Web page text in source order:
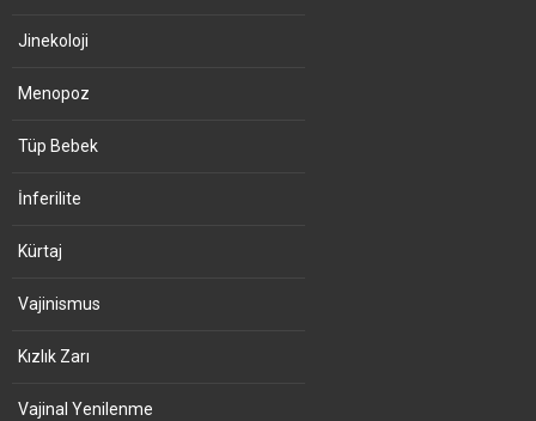
Jinekoloji
Menopoz
Tüp Bebek
İnferilite
Kürtaj
Vajinismus
Kızlık Zarı
Vajinal Yenilenme